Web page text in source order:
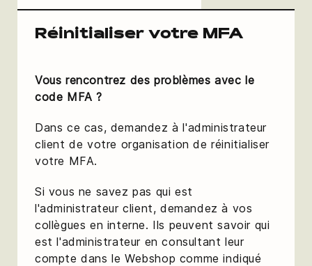
Réinitialiser votre MFA
Vous rencontrez des problèmes avec le
code MFA ?
Dans ce cas, demandez à l'administrateur
client de votre organisation de réinitialiser
votre MFA.
Si vous ne savez pas qui est
l'administrateur client, demandez à vos
collègues en interne. Ils peuvent savoir qui
est l'administrateur en consultant leur
compte dans le Webshop comme indiqué